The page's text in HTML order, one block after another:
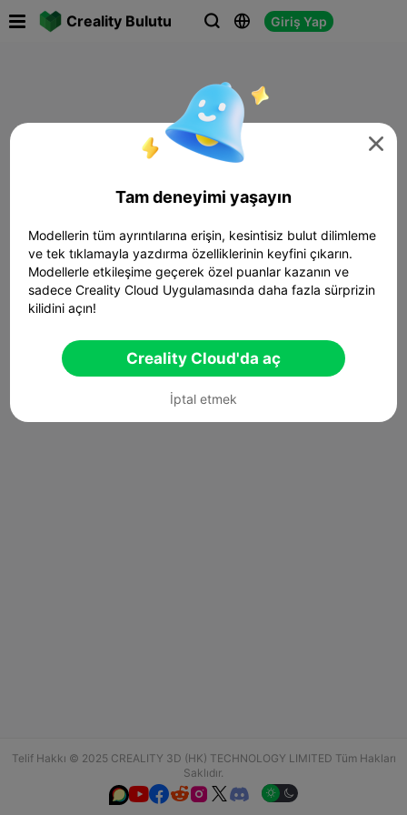
Creality Bulutu   Giriş Yap
Telif Hakkı © 2025 CREALITY 3D (HK) TECHNOLOGY LIMITED Tüm Hakları
Saklıdır.
  

Tam deneyimi yaşayın
Modellerin tüm ayrıntılarına erişin, kesintisiz bulut dilimleme
ve tek tıklamayla yazdırma özelliklerinin keyfini çıkarın.
Modellerle etkileşime geçerek özel puanlar kazanın ve
sadece Creality Cloud Uygulamasında daha fazla sürprizin
kilidini açın!
Creality Cloud'da aç
İptal etmek